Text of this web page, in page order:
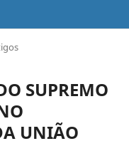
SUPREMO
UNIÃO